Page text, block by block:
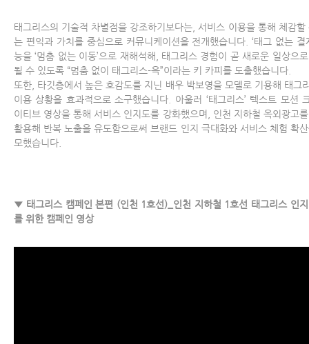
태그리스의 기술적 차별점을 강조하기보다는, 서비스 이용을 통해 체감할
는 편익과 가치를 중심으로 커뮤니케이션을 전개했습니다. ‘태그 없는 결
능을 ‘멈춤 없는 이동’으로 재해석해, 태그리스 경험이 곧 새로운 일상으
될 수 있도록 “멈춤 없이 태그리스-윽”이라는 키 카피를 도출했습니다.
또한, 타깃층에서 높은 호감도를 지닌 배우 박보영을 모델로 기용해 태그
이용 상황을 효과적으로 소구했습니다. 아울러 ‘태그리스’ 텍스트 모션
이티브 영상을 통해 서비스 인지도를 강화했으며, 인천 지하철 옥외광고
활용해 반복 노출을 유도함으로써 브랜드 인지 극대화와 서비스 체험 확
모했습니다.
▼ 태그리스 캠페인 본편 (인천 1호선)_인천 지하철 1호선 태그리스 인
를 위한 캠페인 영상